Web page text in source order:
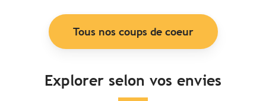
Tous nos coups de coeur
Explorer selon vos envies
En famille